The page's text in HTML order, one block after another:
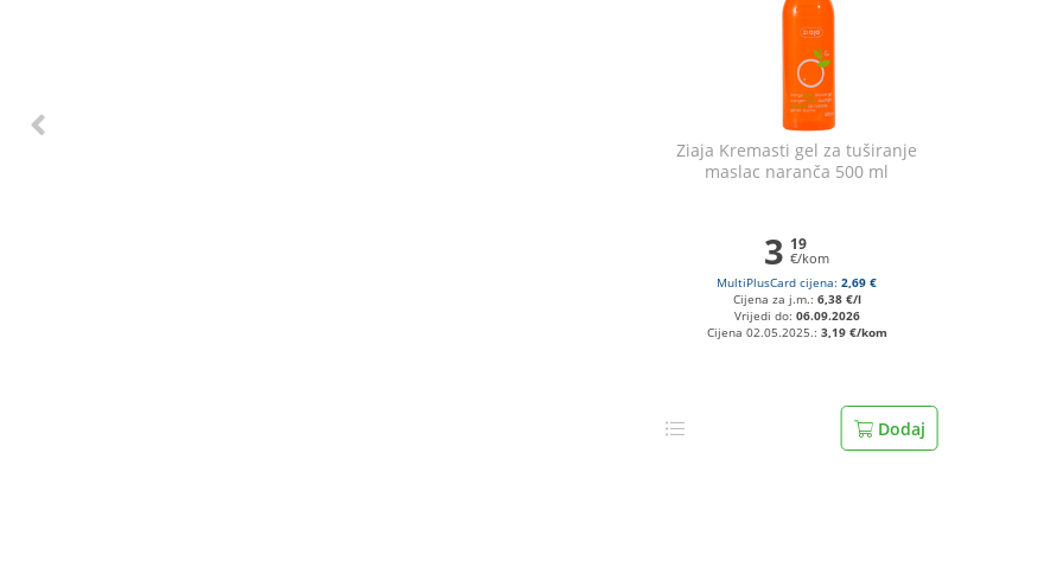
Ziaja Kremasti gel za tuširanje
maslac naranča 500 ml
3 19
€/kom
MultiPlusCard cijena:2,69 €
Cijena za j.m.: 6,38 €/l
Vrijedi do: 06.09.2026
Cijena 02.05.2025.: 3,19 €/kom
Dodaj